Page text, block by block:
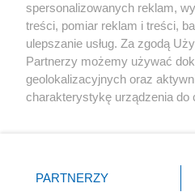
X Facebook
spersonalizowanych reklam,
treści, pomiar reklam i treści,
ulepszanie usług. Za zgodą
Partnerzy możemy używać
geolokalizacyjnych oraz
charakterystykę urządzenia do
zmienić/wycofać klikając
znajdujący się w lewym
PARTNERZY